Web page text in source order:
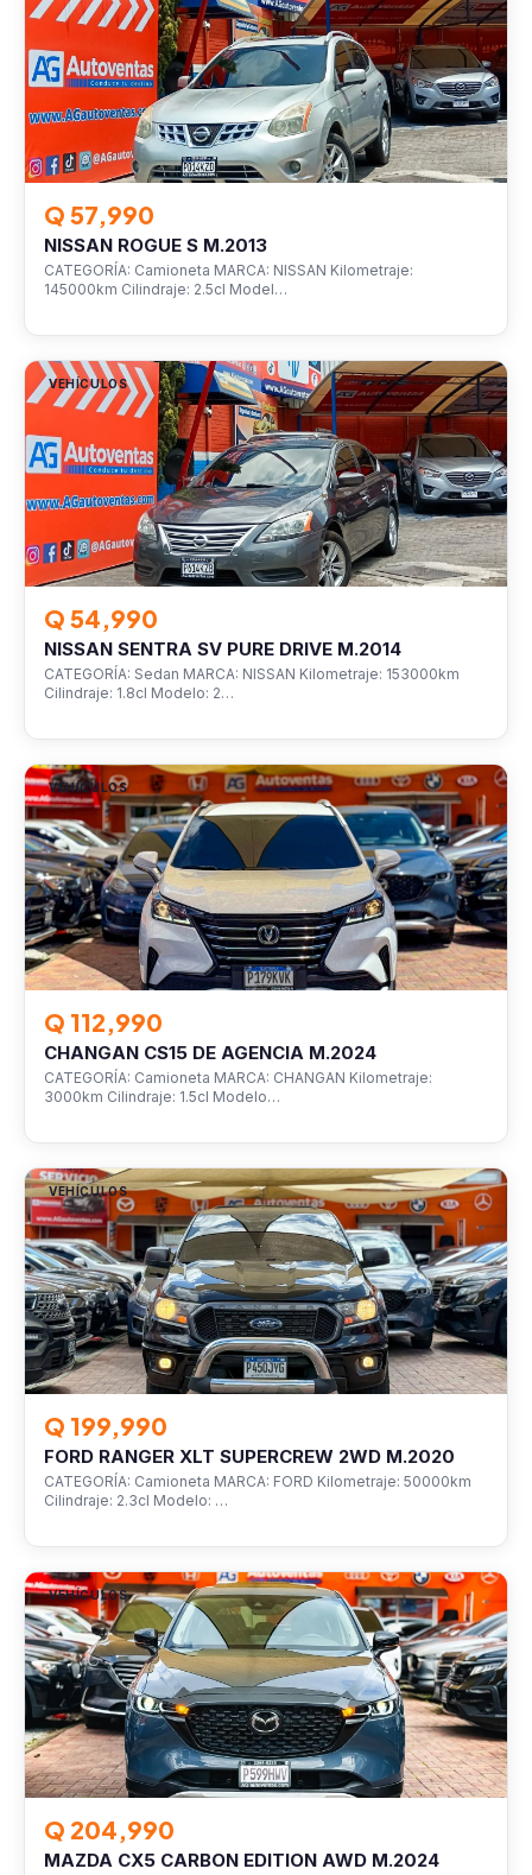
Q 57,990
NISSAN ROGUE S M.2013
CATEGORÍA: Camioneta MARCA: NISSAN Kilometraje:
145000km Cilindraje: 2.5cl Model…
VEHÍCULOS
Q 54,990
NISSAN SENTRA SV PURE DRIVE M.2014
CATEGORÍA: Sedan MARCA: NISSAN Kilometraje: 153000km
Cilindraje: 1.8cl Modelo: 2…
VEHÍCULOS
Q 112,990
CHANGAN CS15 DE AGENCIA M.2024
CATEGORÍA: Camioneta MARCA: CHANGAN Kilometraje:
3000km Cilindraje: 1.5cl Modelo…
VEHÍCULOS
Q 199,990
FORD RANGER XLT SUPERCREW 2WD M.2020
CATEGORÍA: Camioneta MARCA: FORD Kilometraje: 50000km
Cilindraje: 2.3cl Modelo: …
VEHÍCULOS
Q 204,990
MAZDA CX5 CARBON EDITION AWD M.2024